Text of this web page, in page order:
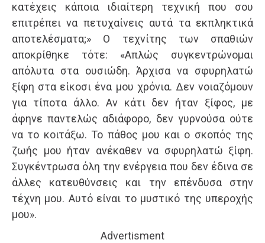
κατέχεις κάποια ιδιαίτερη τεχνική που σου
επιτρέπει να πετυχαίνεις αυτά τα εκπληκτικά
αποτελέσματα;» Ο τεχνίτης των σπαθιών
αποκρίθηκε τότε: «Απλώς συγκεντρώνομαι
απόλυτα στα ουσιώδη. Άρχισα να σφυρηλατώ
ξίφη στα είκοσι ένα μου χρόνια. Δεν νοιαζόμουν
για τίποτα άλλο. Αν κάτι δεν ήταν ξίφος, με
άφηνε παντελώς αδιάφορο, δεν γυρνούσα ούτε
να το κοιτάξω. Το πάθος μου και ο σκοπός της
ζωής μου ήταν ανέκαθεν να σφυρηλατώ ξίφη.
Συγκέντρωσα όλη την ενέργεια που δεν έδινα σε
άλλες κατευθύνσεις και την επένδυσα στην
τέχνη μου. Αυτό είναι το μυστικό της υπεροχής
μου».
Advertisment